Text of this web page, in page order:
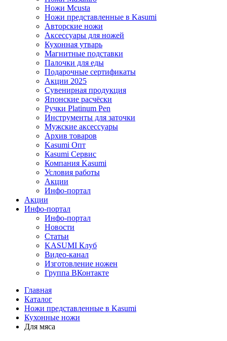
Ножи Mcusta
Ножи представленные в Kasumi
Авторские ножи
Аксессуары для ножей
Кухонная утварь
Магнитные подставки
Палочки для еды
Подарочные сертификаты
Акции 2025
Сувенирная продукция
Японские расчёски
Ручки Platinum Pen
Инструменты для заточки
Мужские аксессуары
Архив товаров
Kasumi Опт
Кasumi Сервис
Компания Kasumi
Условия работы
Акции
Инфо-портал
Акции
Инфо-портал
Инфо-портал
Новости
Статьи
KASUMI Клуб
Видео-канал
Изготовление ножен
Группа ВКонтакте
Главная
Каталог
Ножи представленные в Kasumi
Кухонные ножи
Для мяса